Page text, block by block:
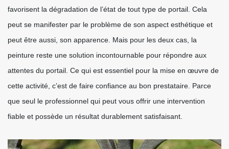
favorisent la dégradation de l’état de tout type de portail. Cela
peut se manifester par le problème de son aspect esthétique et
peut être aussi, son apparence. Mais pour les deux cas, la
peinture reste une solution incontournable pour répondre aux
attentes du portail. Ce qui est essentiel pour la mise en œuvre de
cette activité, c’est de faire confiance au bon prestataire. Parce
que seul le professionnel qui peut vous offrir une intervention
fiable et possède un résultat durablement satisfaisant.